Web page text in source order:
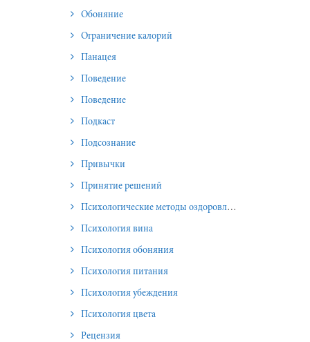
Обоняние
Ограничение калорий
Панацея
Поведение
Поведение
Подкаст
Подсознание
Привычки
Принятие решений
Психологические методы оздоровления и омоложения
Психология вина
Психология обоняния
Психология питания
Психология убеждения
Психология цвета
Рецензия